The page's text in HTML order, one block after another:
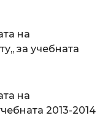
на
за учебната
на
2013-2014